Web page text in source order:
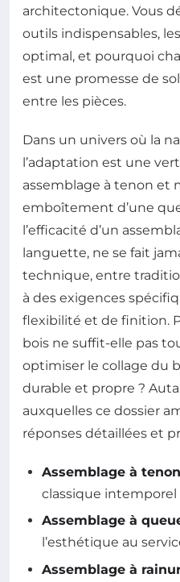
architectonique. Vous
outils indispensables,
optimal, et pourquoi
est une promesse de
entre les pièces.
Dans un univers où la
l’adaptation est une
assemblage à tenon et
emboîtement d’une
l’efficacité d’un
languette, ne se fait
technique, entre
à des exigences
flexibilité et de finition.
bois ne suffit-elle pas
optimiser le collage du
durable et propre ?
auxquelles ce dossier
réponses détaillées et
Assemblage à
classique
Assemblage à
l’esthétique au
Assemblage à